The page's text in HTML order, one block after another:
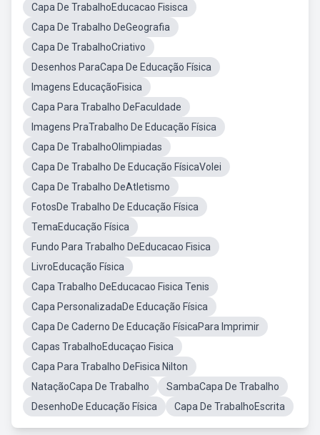
Capa De TrabalhoEducacao Fisisca
Capa De Trabalho DeGeografia
Capa De TrabalhoCriativo
Desenhos ParaCapa De Educação Física
Imagens EducaçãoFisica
Capa Para Trabalho DeFaculdade
Imagens PraTrabalho De Educação Física
Capa De TrabalhoOlimpiadas
Capa De Trabalho De Educação FísicaVolei
Capa De Trabalho DeAtletismo
FotosDe Trabalho De Educação Física
TemaEducação Física
Fundo Para Trabalho DeEducacao Fisica
LivroEducação Física
Capa Trabalho DeEducacao Fisica Tenis
Capa PersonalizadaDe Educação Física
Capa De Caderno De Educação FísicaPara Imprimir
Capas TrabalhoEducaçao Fisica
Capa Para Trabalho DeFisica Nilton
NataçãoCapa De Trabalho
SambaCapa De Trabalho
DesenhoDe Educação Física
Capa De TrabalhoEscrita